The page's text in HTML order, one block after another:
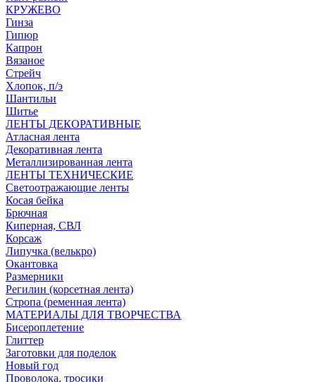
КРУЖЕВО
Гинза
Гипюр
Капрон
Вязаное
Стрейч
Хлопок, п/э
Шантильи
Шитье
ЛЕНТЫ ДЕКОРАТИВНЫЕ
Атласная лента
Декоративная лента
Металлизированная лента
ЛЕНТЫ ТЕХНИЧЕСКИЕ
Светоотражающие ленты
Косая бейка
Брючная
Киперная, СВЛ
Корсаж
Липучка (велькро)
Окантовка
Размерники
Регилин (корсетная лента)
Стропа (ременная лента)
МАТЕРИАЛЫ ДЛЯ ТВОРЧЕСТВА
Бисероплетение
Глиттер
Заготовки для поделок
Новый год
Проволока, тросики